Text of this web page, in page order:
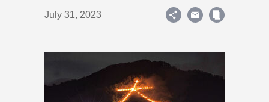
July 31, 2023